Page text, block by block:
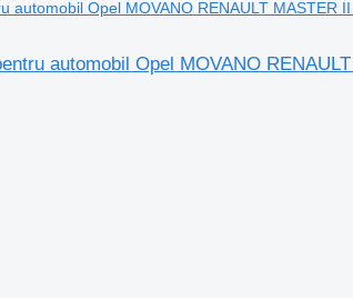
automobil Opel MOVANO